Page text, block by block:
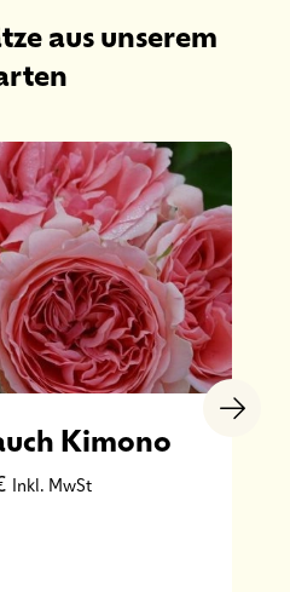
aus unserem
Kimono
Inkl. MwSt